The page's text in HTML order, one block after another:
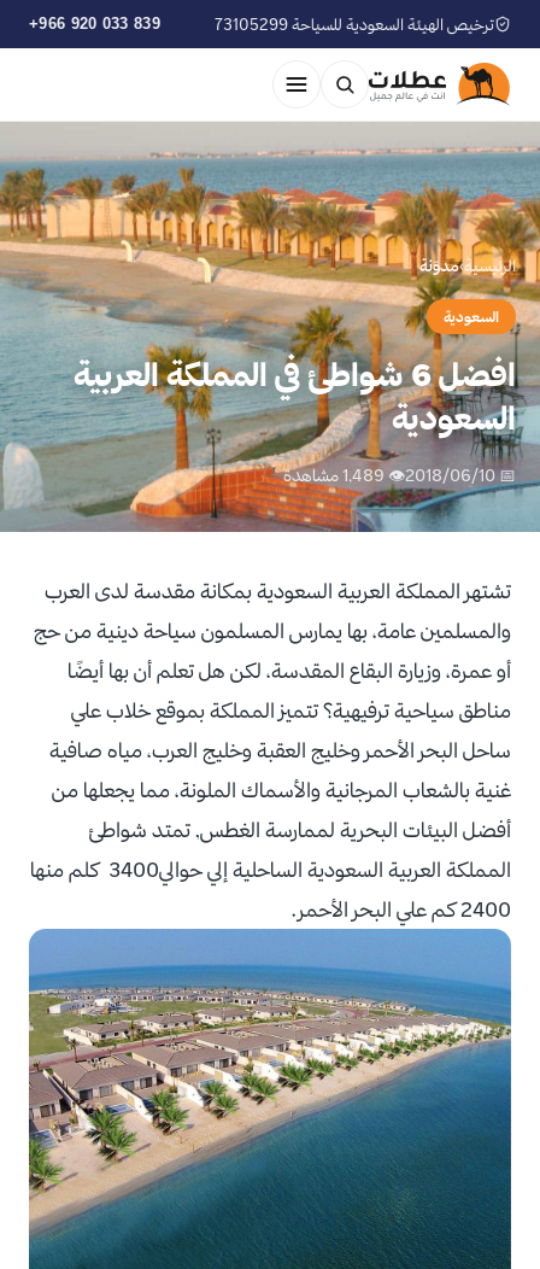
ترخيص الهيئة السعودية للسياحة 73105299 +966 920 033 839
الرئيسية›مدوّنة
السعودية
افضل 6 شواطئ في المملكة العربية
السعودية
📅 2018/06/10 👁 1,489 مشاهدة
تشتهر المملكة العربية السعودية بمكانة مقدسة لدى العرب
والمسلمين عامة، بها يمارس المسلمون سياحة دينية من حج
أو عمرة، وزيارة البقاع المقدسة، لكن هل تعلم أن بها أيضًا
مناطق سياحية ترفيهية؟ تتميز المملكة بموقع خلاب علي
ساحل البحر الأحمر وخليج العقبة وخليج العرب، مياه صافية
غنية بالشعاب المرجانية والأسماك الملونة، مما يجعلها من
أفضل البيئات البحرية لممارسة الغطس, تمتد شواطئ
المملكة العربية السعودية الساحلية إلي حوالي3400 كلم منها
2400 كم علي البحر الأحمر.